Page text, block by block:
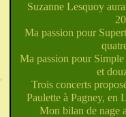
Suzanne Lesquoy
Ma passion pour
Ma passion pour
et
Trois concerts
Paulette à Pagney, en
Mon bilan de nage